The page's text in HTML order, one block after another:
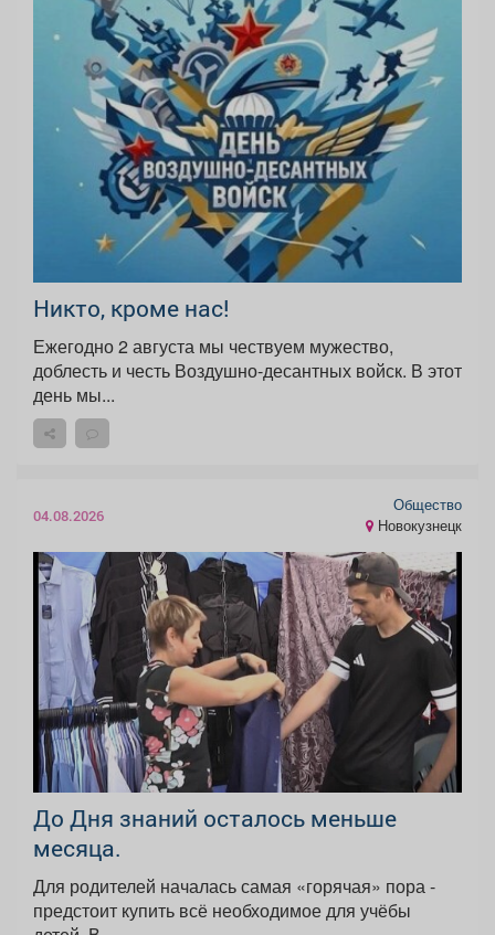
Никто, кроме нас!
Ежегодно 2 августа мы чествуем мужество,
доблесть и честь Воздушно-десантных войск. В этот
день мы...
04.08.2026
Общество
Новокузнецк
До Дня знаний осталось меньше
месяца.
Для родителей началась самая «горячая» пора -
предстоит купить всё необходимое для учёбы